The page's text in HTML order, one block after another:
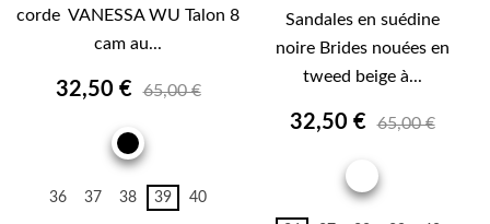
corde VANESSA WU Talon 8
cam au...
32,50 € 65,00 €
NOIR
36 37 38 39 40
Sandales en suédine
noire Brides nouées en
tweed beige à...
32,50 € 65,00 €
IMPRIME